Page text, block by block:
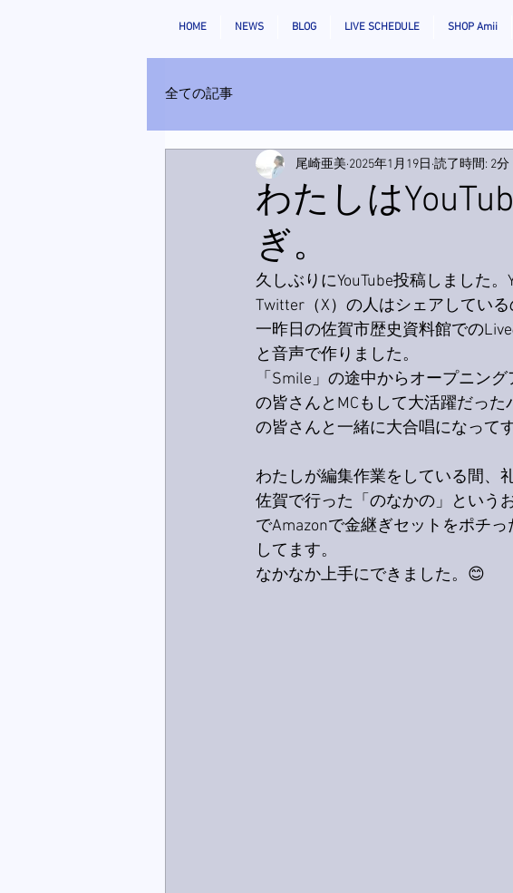
HOME NEWS BLOG LIVE SCHEDULE SHOP Amii
全ての記事
わたしは
ぎ。
尾崎亜美 2025年1月19日 読了時間: 2分
久しぶりにYouTube投稿しました
Twitter（X）の人はシェアしている
一昨日の佐賀市歴史資料館での
と音声で作りました。
「Smile」の途中からオープニン
の皆さんとMCもして大活躍だっ
の皆さんと一緒に大合唱になって
わたしが編集作業をしている間、
佐賀で行った「のなかの」という
でAmazonで金継ぎセットをポチ
してます。
なかなか上手にできました。😊